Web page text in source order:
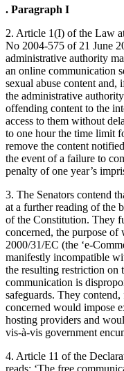
. Paragraph I
2. Article 1(I) of the Law
No 2004-575 of 21 June
administrative authority
an online communication
sexual abuse content
the administrative
offending content to the
access to them without
to one hour the time limit
remove the content
the event of a failure to
penalty of one year’s
3. The Senators contend
at a further reading of the
of the Constitution. They
concerned, the purpose
2000/31/EC (the ‘e-
manifestly incompatible
the resulting restriction on
communication is
safeguards. They
concerned would impose
hosting providers and
vis-à-vis government
4. Article 11 of the
reads: ‘The free